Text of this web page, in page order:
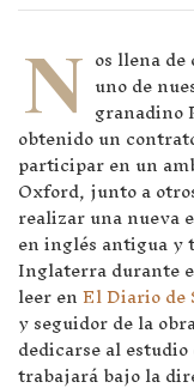
N os llena
uno de
granadino
obtenido un
participar en un
Oxford, junto a
realizar una nueva
en inglés antigua y
Inglaterra durante
leer enEl Diario de
y seguidor de la
dedicarse al
trabajará bajo la